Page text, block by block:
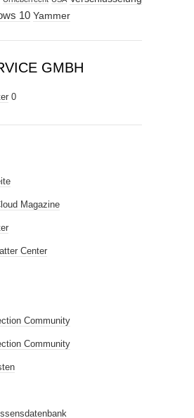
10 Yammer
GMBH
0
Magazine
Center
Community
Community